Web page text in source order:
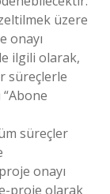
üzere
onayı
ilgili olarak,
süreçlerle
süreçler
onayı
proje olarak